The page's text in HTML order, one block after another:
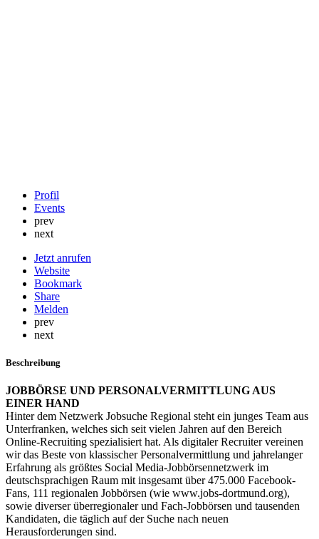
Profil
Events
prev
next
Jetzt anrufen
Website
Bookmark
Share
Melden
prev
next
Beschreibung
JOBBÖRSE UND PERSONALVERMITTLUNG AUS
EINER HAND
Hinter dem Netzwerk Jobsuche Regional steht ein junges Team aus
Unterfranken, welches sich seit vielen Jahren auf den Bereich
Online-Recruiting spezialisiert hat. Als digitaler Recruiter vereinen
wir das Beste von klassischer Personalvermittlung und jahrelanger
Erfahrung als größtes Social Media-Jobbörsennetzwerk im
deutschsprachigen Raum mit insgesamt über 475.000 Facebook-
Fans, 111 regionalen Jobbörsen (wie www.jobs-dortmund.org),
sowie diverser überregionaler und Fach-Jobbörsen und tausenden
Kandidaten, die täglich auf der Suche nach neuen
Herausforderungen sind.